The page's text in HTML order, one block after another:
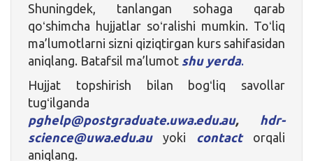
Shuningdek, tanlangan sohaga qarab
qoʻshimcha hujjatlar soʻralishi mumkin. Toʻliq
ma’lumotlarni sizni qiziqtirgan kurs sahifasidan
aniqlang. Batafsil ma’lumot shu yerda.
Hujjat topshirish bilan bogʻliq savollar
tugʻilganda
pghelp@postgraduate.uwa.edu.au,
hdr-
science@uwa.edu.auyoki contactorqali
aniqlang.